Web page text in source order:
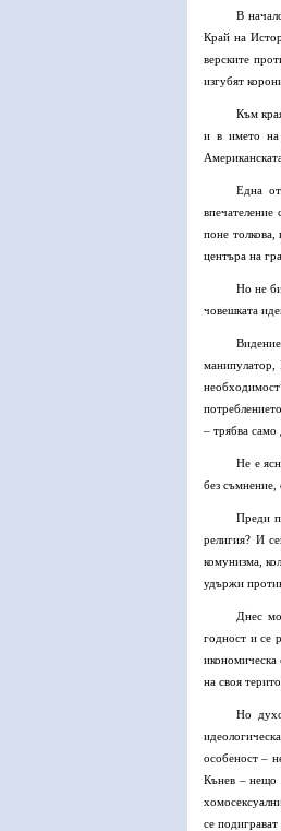
В
Край на
верските
изгубят
Към
и в името на
Една
поне
центъра на
Но не
човешката
манипулатор,
– трябва само
Не е
без съмнение,
Преди
религия? И
комунизма,
удържи
Днес
годност и се
на своя
Но
особеност –
Кънев – нещо
се подиграват